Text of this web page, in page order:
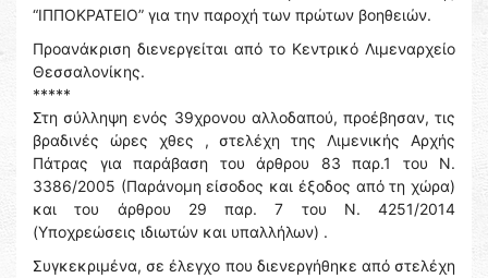
“ΙΠΠΟΚΡΑΤΕΙΟ” για την παροχή των πρώτων βοηθειών.
Προανάκριση διενεργείται από το Κεντρικό Λιμεναρχείο
Θεσσαλονίκης.
*****
Στη σύλληψη ενός 39χρονου αλλοδαπού, προέβησαν, τις
βραδινές ώρες χθες , στελέχη της Λιμενικής Αρχής
Πάτρας για παράβαση του άρθρου 83 παρ.1 του Ν.
3386/2005 (Παράνομη είσοδος και έξοδος από τη χώρα)
και του άρθρου 29 παρ. 7 του Ν. 4251/2014
(Υποχρεώσεις ιδιωτών και υπαλλήλων) .
Συγκεκριμένα, σε έλεγχο που διενεργήθηκε από στελέχη